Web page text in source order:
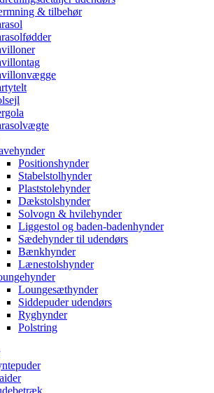
& tilbehør
Positionshynder
Stabelstolhynder
Plaststolehynder
Dækstolshynder
Solvogn & hvilehynder
Liggestol og baden-badenhynder
Sædehynder til udendørs
Bænkhynder
Lænestolshynder
Loungesæthynder
Siddepuder udendørs
Ryghynder
Polstring